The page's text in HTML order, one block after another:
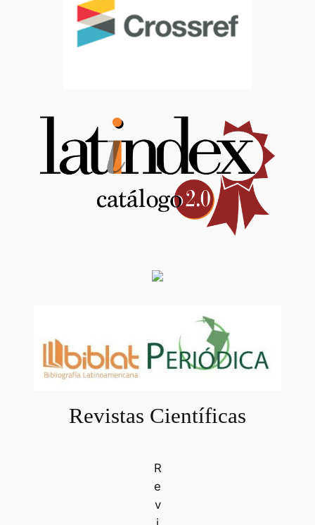
Revistas Científicas
R
e
v